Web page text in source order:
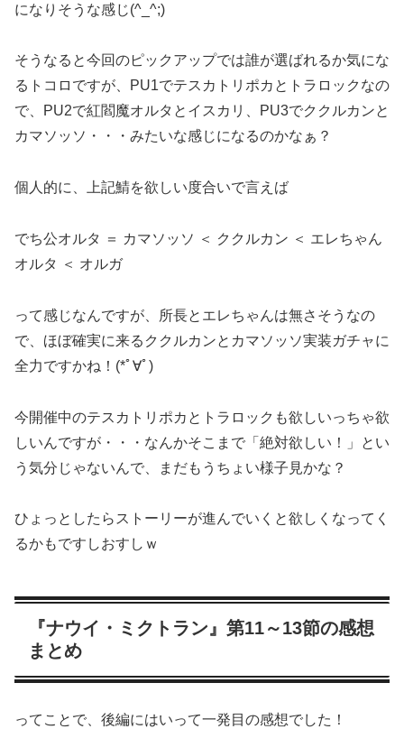
になりそうな感じ(^_^;)
そうなると今回のピックアップでは誰が選ばれるか気にな
るトコロですが、PU1でテスカトリポカとトラロックなの
で、PU2で紅閻魔オルタとイスカリ、PU3でククルカンと
カマソッソ・・・みたいな感じになるのかなぁ？
個人的に、上記鯖を欲しい度合いで言えば
でち公オルタ ＝ カマソッソ ＜ ククルカン ＜ エレちゃん
オルタ ＜ オルガ
って感じなんですが、所長とエレちゃんは無さそうなの
で、ほぼ確実に来るククルカンとカマソッソ実装ガチャに
全力ですかね！(*ﾟ∀ﾟ)
今開催中のテスカトリポカとトラロックも欲しいっちゃ欲
しいんですが・・・なんかそこまで「絶対欲しい！」とい
う気分じゃないんで、まだもうちょい様子見かな？
ひょっとしたらストーリーが進んでいくと欲しくなってく
るかもですしおすしｗ
『ナウイ・ミクトラン』第11～13節の感想
まとめ
ってことで、後編にはいって一発目の感想でした！